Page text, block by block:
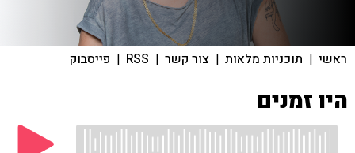
ראשי | תוכניות מלאות | צור קשר |
RSS
| פייסבוק
היו זמנים